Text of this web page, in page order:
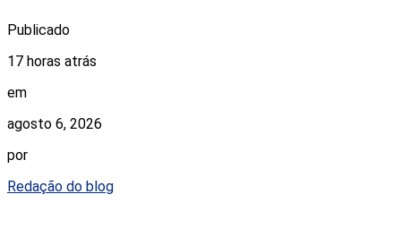
Publicado
17 horas atrás
em
agosto 6, 2026
por
Redação do blog